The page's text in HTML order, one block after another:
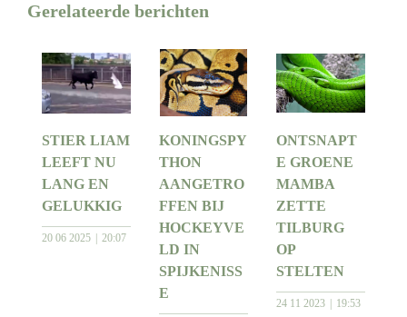
Gerelateerde berichten
STIER LIAM
LEEFT NU
LANG EN
GELUKKIG
20 06 2025 20:07
KONINGSPY
THON
AANGETRO
FFEN BIJ
HOCKEYVE
LD IN
SPIJKENISS
E
ONTSNAPT
E GROENE
MAMBA
ZETTE
TILBURG
OP
STELTEN
24 11 2023 19:53